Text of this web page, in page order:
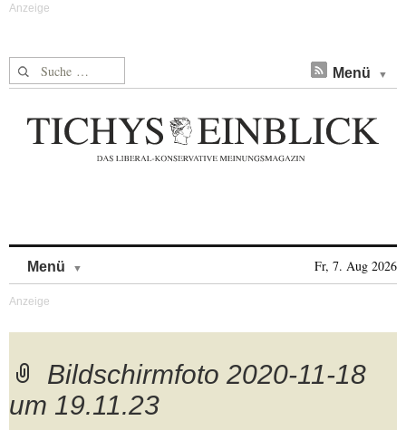
Suche nach: Menü
Menü Fr, 7. Aug 2026
Bildschirmfoto 2020-11-18
um 19.11.23